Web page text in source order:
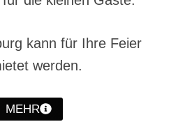
2018
2019
2021
2022
kann für Ihre Feier
werden.
MEHR